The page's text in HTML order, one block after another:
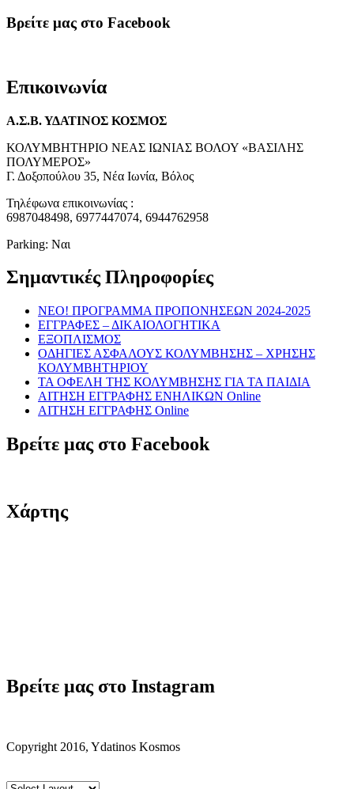
Βρείτε μας στο Facebook
Επικοινωνία
Α.Σ.Β. ΥΔΑΤΙΝΟΣ ΚΟΣΜΟΣ
ΚΟΛΥΜΒΗΤΗΡΙΟ ΝΕΑΣ ΙΩΝΙΑΣ ΒΟΛΟΥ «ΒΑΣΙΛΗΣ
ΠΟΛΥΜΕΡΟΣ»
Γ. Δοξοπούλου 35, Νέα Ιωνία, Βόλος
Τηλέφωνα επικοινωνίας :
6987048498, 6977447074, 6944762958
Parking: Ναι
Σημαντικές Πληροφορίες
NEO! ΠΡΟΓΡΑΜΜΑ ΠΡΟΠΟΝΗΣΕΩΝ 2024-2025
ΕΓΓΡΑΦΕΣ – ΔΙΚΑΙΟΛΟΓΗΤΙΚΑ
ΕΞΟΠΛΙΣΜΟΣ
ΟΔΗΓΙΕΣ ΑΣΦΑΛΟΥΣ ΚΟΛΥΜΒΗΣΗΣ – ΧΡΗΣΗΣ
ΚΟΛΥΜΒΗΤΗΡΙΟΥ
ΤΑ ΟΦΕΛΗ ΤΗΣ ΚΟΛΥΜΒΗΣΗΣ ΓΙΑ ΤΑ ΠΑΙΔΙΑ
ΑΙΤΗΣΗ ΕΓΓΡΑΦΗΣ ΕΝΗΛΙΚΩΝ Online
ΑΙΤΗΣΗ ΕΓΓΡΑΦΗΣ Online
Βρείτε μας στο Facebook
Χάρτης
Βρείτε μας στο Instagram
Copyright 2016, Ydatinos Kosmos